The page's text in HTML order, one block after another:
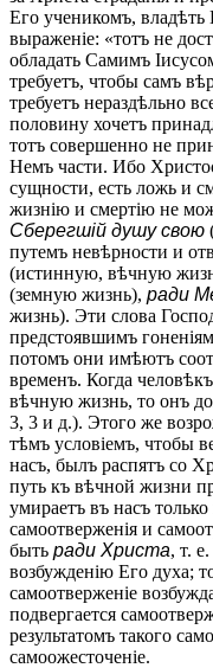
Его ученикомъ,
выраженіе: «тотъ не
обладать Самимъ
требуетъ, чтобы самъ
требуетъ нераздѣльно
половину хочетъ
тотъ совершенно не
Немъ части. Ибо
сущности, есть ложь и
жизнію и смертію не
Сберегшій душу свою
путемъ невѣрности и
(истинную, вѣчную
(земную жизнь), ради
жизнь). Эти слова
предстоявшимъ
потомъ они имѣютъ
временъ. Когда
вѣчную жизнь, то онъ
3, 3 и д.). Этого же
тѣмъ условіемъ, чтобы
насъ, былъ распятъ со
путь къ вѣчной жизни
умираетъ въ насъ
самоотверженія и
быть ради Христа, т.
возбужденію Его духа;
самоотверженіе
подвергается
результатомъ такого
самоожесточеніе.